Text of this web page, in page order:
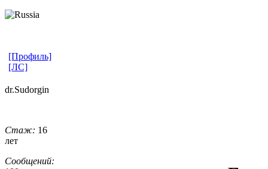
[Профиль]
[ЛС]
dr.Sudorgin
Стаж: 16
лет
Сообщений: